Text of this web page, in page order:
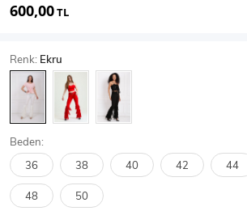
Body
SPOR GİYİM
600,00TL
Renk: Ekru
Beden:
36 38 40 42 44
48 50